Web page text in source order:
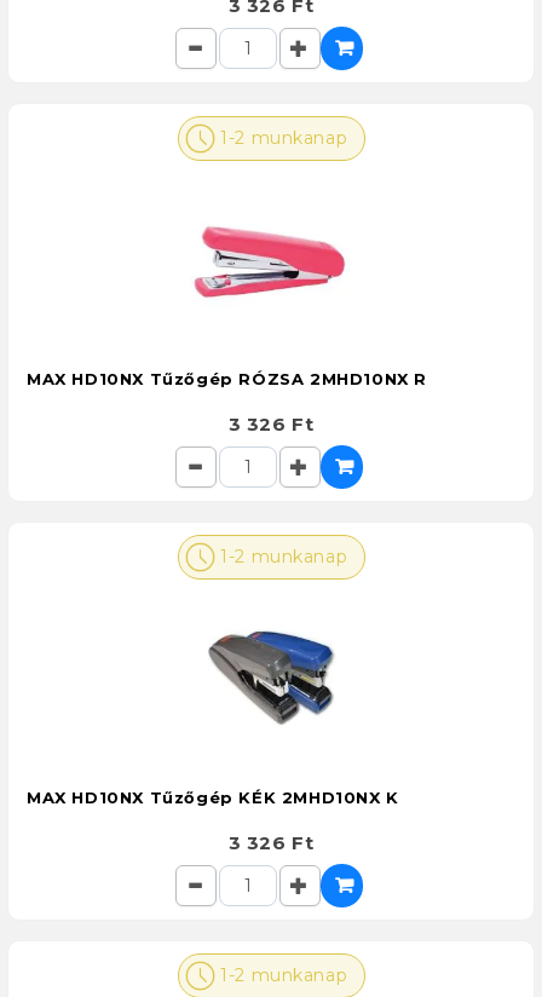
3 326 Ft
1-2 munkanap
MAX HD10NX Tűzőgép RÓZSA 2MHD10NX R
3 326 Ft
1-2 munkanap
MAX HD10NX Tűzőgép KÉK 2MHD10NX K
3 326 Ft
1-2 munkanap